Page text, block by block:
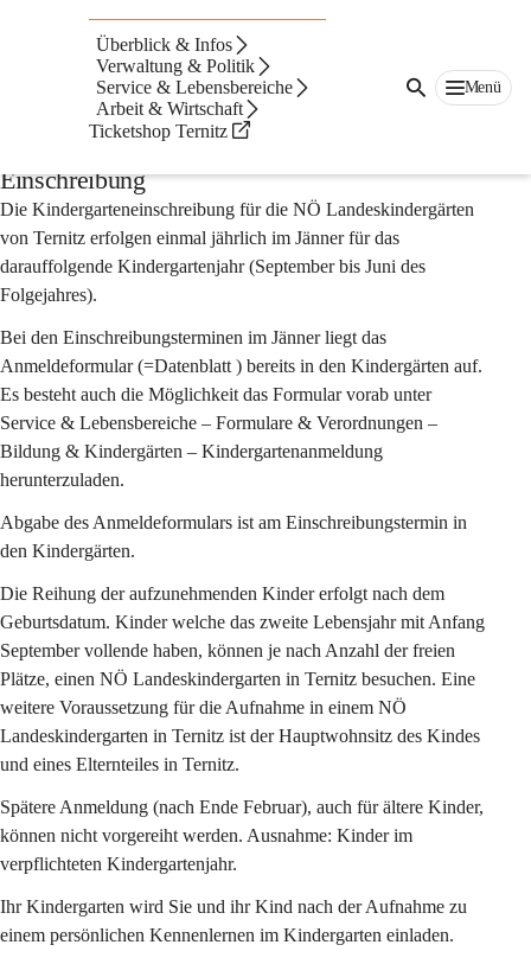
Überblick & Infos
Verwaltung & Politik
Service & Lebensbereiche
Arbeit & Wirtschaft
Ticketshop Ternitz
Menü
Landeskindergärten
Einschreibung
Die Kindergarteneinschreibung für die NÖ Landeskindergärten
von Ternitz erfolgen einmal jährlich im Jänner für das
darauffolgende Kindergartenjahr (September bis Juni des
Folgejahres).
Bei den Einschreibungsterminen im Jänner liegt das
Anmeldeformular (=Datenblatt ) bereits in den Kindergärten auf.
Es besteht auch die Möglichkeit das Formular vorab unter
Service & Lebensbereiche – Formulare & Verordnungen –
Bildung & Kindergärten – Kindergartenanmeldung
herunterzuladen.
Abgabe des Anmeldeformulars ist am Einschreibungstermin in
den Kindergärten.
Die Reihung der aufzunehmenden Kinder erfolgt nach dem
Geburtsdatum. Kinder welche das zweite Lebensjahr mit Anfang
September vollende haben, können je nach Anzahl der freien
Plätze, einen NÖ Landeskindergarten in Ternitz besuchen. Eine
weitere Voraussetzung für die Aufnahme in einem NÖ
Landeskindergarten in Ternitz ist der Hauptwohnsitz des Kindes
und eines Elternteiles in Ternitz.
Spätere Anmeldung (nach Ende Februar), auch für ältere Kinder,
können nicht vorgereiht werden. Ausnahme: Kinder im
verpflichteten Kindergartenjahr.
Ihr Kindergarten wird Sie und ihr Kind nach der Aufnahme zu
einem persönlichen Kennenlernen im Kindergarten einladen.